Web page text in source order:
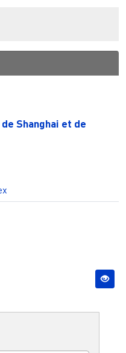
Shanghai et de